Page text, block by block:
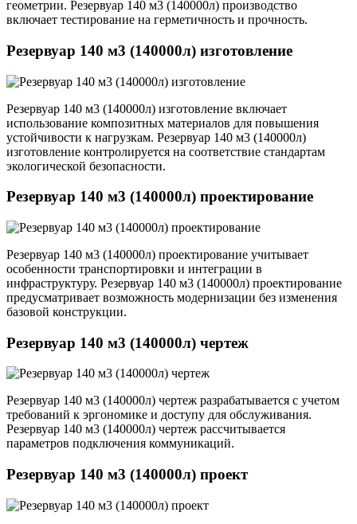
геометрии. Резервуар 140 м3 (140000л) производство
включает тестирование на герметичность и прочность.
Резервуар 140 м3 (140000л) изготовление
Резервуар 140 м3 (140000л) изготовление включает
использование композитных материалов для повышения
устойчивости к нагрузкам. Резервуар 140 м3 (140000л)
изготовление контролируется на соответствие стандартам
экологической безопасности.
Резервуар 140 м3 (140000л) проектирование
Резервуар 140 м3 (140000л) проектирование учитывает
особенности транспортировки и интеграции в
инфраструктуру. Резервуар 140 м3 (140000л) проектирование
предусматривает возможность модернизации без изменения
базовой конструкции.
Резервуар 140 м3 (140000л) чертеж
Резервуар 140 м3 (140000л) чертеж разрабатывается с учетом
требований к эргономике и доступу для обслуживания.
Резервуар 140 м3 (140000л) чертеж рассчитывается
параметров подключения коммуникаций.
Резервуар 140 м3 (140000л) проект